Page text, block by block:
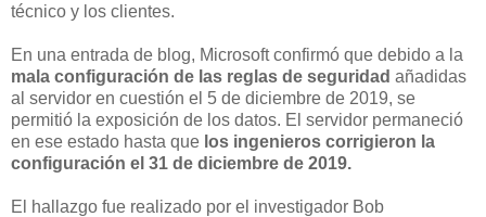
técnico y los clientes.
En una entrada de blog, Microsoft confirmó que debido a la
mala configuración de las reglas de seguridad añadidas
al servidor en cuestión el 5 de diciembre de 2019, se
permitió la exposición de los datos. El servidor permaneció
en ese estado hasta que los ingenieros corrigieron la
configuración el 31 de diciembre de 2019.
El hallazgo fue realizado por el investigador Bob